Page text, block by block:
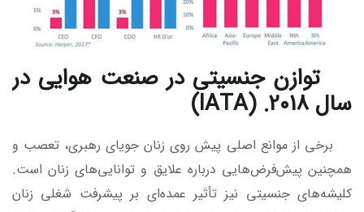
توازن جنسیتی در صنعت هوایی در
سال 2018. (IATA)
برخی از موانع اصلی پیش روی زنان جویای رهبری، تعصب و
همچنین پیش‌فرض‌هایی درباره علایق و توانایی‌های زنان است.
کلیشه‌های جنسیتی نیز تأثیر عمده‌ای بر پیشرفت شغلی زنان